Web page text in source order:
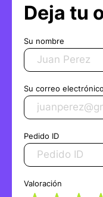
Deja tu
Su nombre
Su correo electrónico
Pedido ID
Valoración